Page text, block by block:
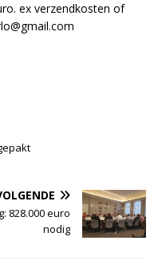
ex verzendkosten of
828.000 euro
nodig